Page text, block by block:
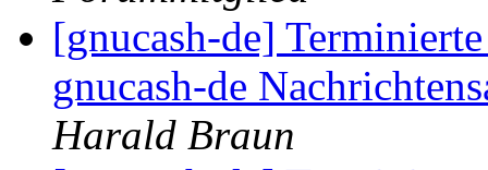
[gnucash-de]
gnucash-de
Harald Braun